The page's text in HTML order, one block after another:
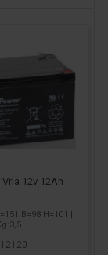
vår litiumsida,
och
som
funktioner som
grid = AGM/GEL
12v 12Ah
B=98 H=101 |